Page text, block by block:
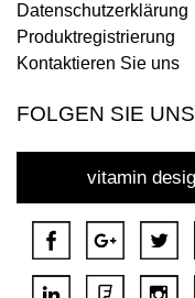
Datenschutzerklärung
Produktregistrierung
Kontaktieren Sie uns
FOLGEN SIE UNS
vitamin